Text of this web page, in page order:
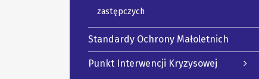
zastępczych
Standardy Ochrony Małoletnich
Punkt Interwencji Kryzysowej